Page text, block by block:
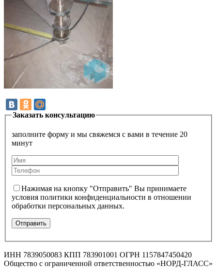
Заказать консультацию
заполните форму и мы свяжемся с вами в течение 20
минут
Нажимая на кнопку "Отправить" Вы принимаете
условия политики конфиденциальности в отношении
обработки персональных данных.
ИНН 7839050083 КПП 783901001 ОГРН 1157847450420
Общество с ограниченной ответственностью «НОРД-ГЛАСС»